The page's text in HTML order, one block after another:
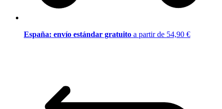
España: envío estándar gratuito a partir de 54,90 €